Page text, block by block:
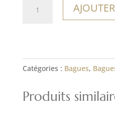
Catégories : Bagues,
Produits